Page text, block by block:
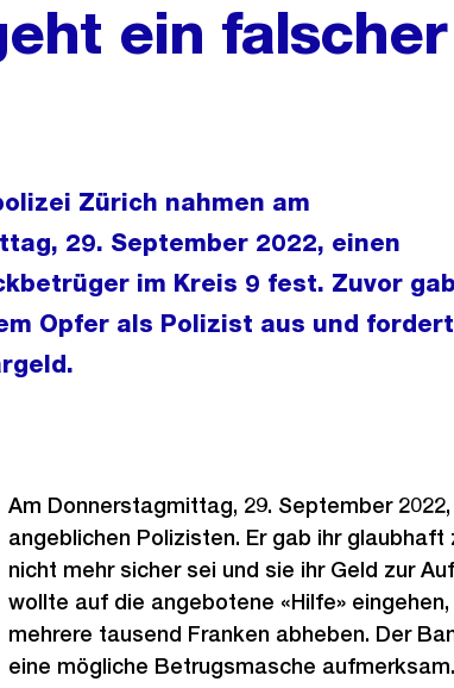
ein
Zürich nahmen am
29. September 2022, einen
im Kreis 9 fest. Zuvor
Opfer als Polizist aus und
Am Donnerstagmittag, 29. September
angeblichen Polizisten. Er gab ihr
nicht mehr sicher sei und sie ihr Geld zur
wollte auf die angebotene «Hilfe»
mehrere tausend Franken abheben. Der
eine mögliche Betrugsmasche